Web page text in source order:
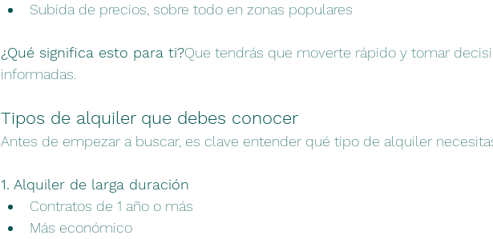
Subida de precios, sobre todo en zonas populares
¿Qué significa esto para ti?Que tendrás que moverte rápido y tomar
informadas.
Tipos de alquiler que debes conocer
Antes de empezar a buscar, es clave entender qué tipo de alquiler
1. Alquiler de larga duración
Contratos de 1 año o más
Más económico